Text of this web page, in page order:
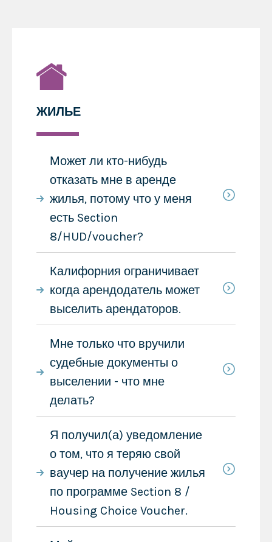
ЖИЛЬЕ
Может ли кто-нибудь
отказать мне в аренде
жилья, потому что у меня
есть Section
8/HUD/voucher?
Калифорния ограничивает
когда арендодатель может
выселить арендаторов.
Мне только что вручили
судебные документы о
выселении - что мне
делать?
Я получил(а) уведомление
о том, что я теряю свой
ваучер на получение жилья
по программе Section 8 /
Housing Choice Voucher.